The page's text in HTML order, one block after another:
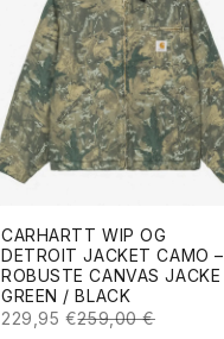
CARHARTT WIP OG
DETROIT JACKET CAMO –
ROBUSTE CANVAS
GREEN / BLACK
ANGEBOT
229,95 €REGULÄRER
259,00 €